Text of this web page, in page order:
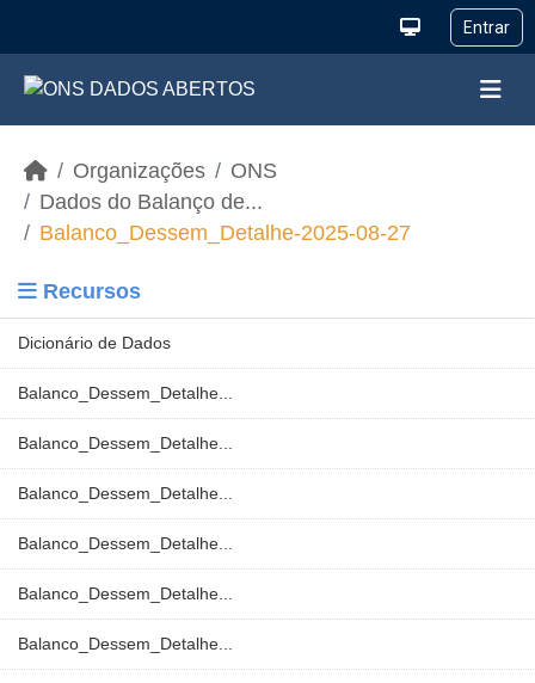
Organizações
ONS
Dados do Balanço de...
Balanco_Dessem_Detalhe-2025-08-27
Recursos
Dicionário de Dados
Balanco_Dessem_Detalhe...
Balanco_Dessem_Detalhe...
Balanco_Dessem_Detalhe...
Balanco_Dessem_Detalhe...
Balanco_Dessem_Detalhe...
Balanco_Dessem_Detalhe...